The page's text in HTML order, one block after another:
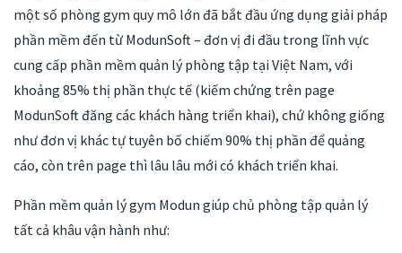
một số phòng gym quy mô lớn đã bắt đầu ứng dụng giải pháp
phần mềm đến từ ModunSoft – đơn vị đi đầu trong lĩnh vực
cung cấp phần mềm quản lý phòng tập tại Việt Nam, với
khoảng 85% thị phần thực tế (kiếm chứng trên page
ModunSoft đăng các khách hàng triển khai), chứ không giống
như đơn vị khác tự tuyên bố chiếm 90% thị phần để quảng
cáo, còn trên page thì lâu lâu mới có khách triển khai.
Phần mềm quản lý gym Modun giúp chủ phòng tập quản lý
tất cả khâu vận hành như: